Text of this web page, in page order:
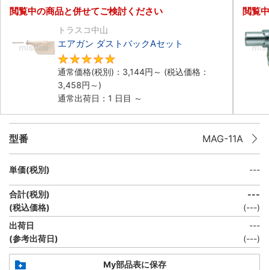
閲覧中の商品と併せてご検討ください
トラスコ中山
エアガン ダストバックAセット
通常価格(税別)： 3,144円 ～ (税込価格：
3,458円 ～)
通常出荷日：1 日目 ～
閲覧
型番 MAG-11A
単価(税別) ---
合計(税別)
(税込価格)
---
(---)
出荷日
(参考出荷日)
---
(---)
My部品表に保存